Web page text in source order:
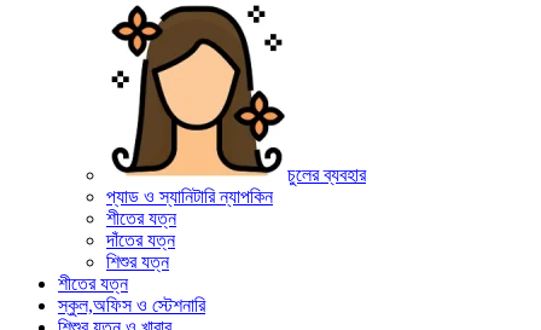
চুলের ব্যবহার
প্যাড ও স্যানিটারি ন্যাপকিন
শীতের যত্ন
দাঁতের যত্ন
শিশুর যত্ন
শীতের যত্ন
স্কুল,অফিস ও স্টেশনারি